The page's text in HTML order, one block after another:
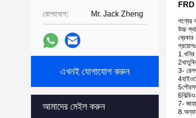
যোগাযোগ: Mr. Jack Zheng
এখনই যোগাযোগ করুন
আমাদের মেইল করুন
FRD
পণ্যের
উচ্চ
প্রয়োগঃ
3-
7-